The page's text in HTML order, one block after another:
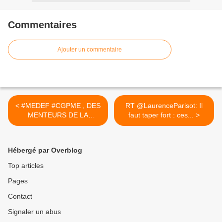
Commentaires
Ajouter un commentaire
< #MEDEF #CGPME , DES
MENTEURS DE LA
#REPRESENTATIVITE DES
RT @LaurenceParisot: Il
faut taper fort : ces... >
Hébergé par Overblog
Top articles
Pages
Contact
Signaler un abus